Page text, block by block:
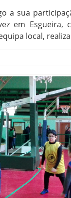
a sua
em Esgueira,
local,